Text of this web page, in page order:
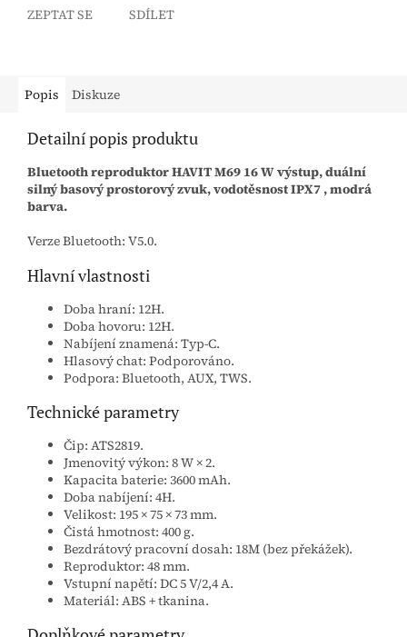
ZEPTAT SE SDÍLET
Popis Diskuze
Detailní popis produktu
Bluetooth reproduktor HAVIT M69 16 W výstup, duální
silný basový prostorový zvuk, vodotěsnost IPX7 , modrá
barva.
Verze Bluetooth: V5.0.
Hlavní vlastnosti
Doba hraní: 12H.
Doba hovoru: 12H.
Nabíjení znamená: Typ-C.
Hlasový chat: Podporováno.
Podpora: Bluetooth, AUX, TWS.
Technické parametry
Čip: ATS2819.
Jmenovitý výkon: 8 W × 2.
Kapacita baterie: 3600 mAh.
Doba nabíjení: 4H.
Velikost: 195 × 75 × 73 mm.
Čistá hmotnost: 400 g.
Bezdrátový pracovní dosah: 18M (bez překážek).
Reproduktor: 48 mm.
Vstupní napětí: DC 5 V/2,4 A.
Materiál: ABS + tkanina.